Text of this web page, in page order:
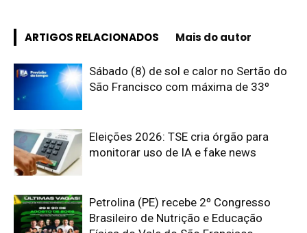
ARTIGOS RELACIONADOS Mais do autor
Sábado (8) de sol e calor no Sertão do
São Francisco com máxima de 33º
Eleições 2026: TSE cria órgão para
monitorar uso de IA e fake news
Petrolina (PE) recebe 2º Congresso
Brasileiro de Nutrição e Educação